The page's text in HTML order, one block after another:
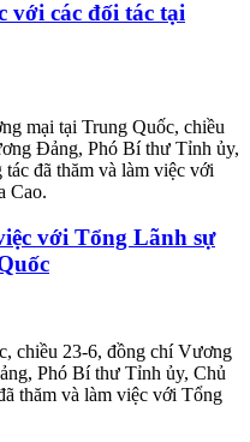
với các đối tác tại
mại tại Trung Quốc, chiều
Đảng, Phó Bí thư Tỉnh ủy,
đã thăm và làm việc với
Cao.
với Tổng Lãnh sự
chiều 23-6, đồng chí Vương
Phó Bí thư Tỉnh ủy, Chủ
thăm và làm việc với Tổng